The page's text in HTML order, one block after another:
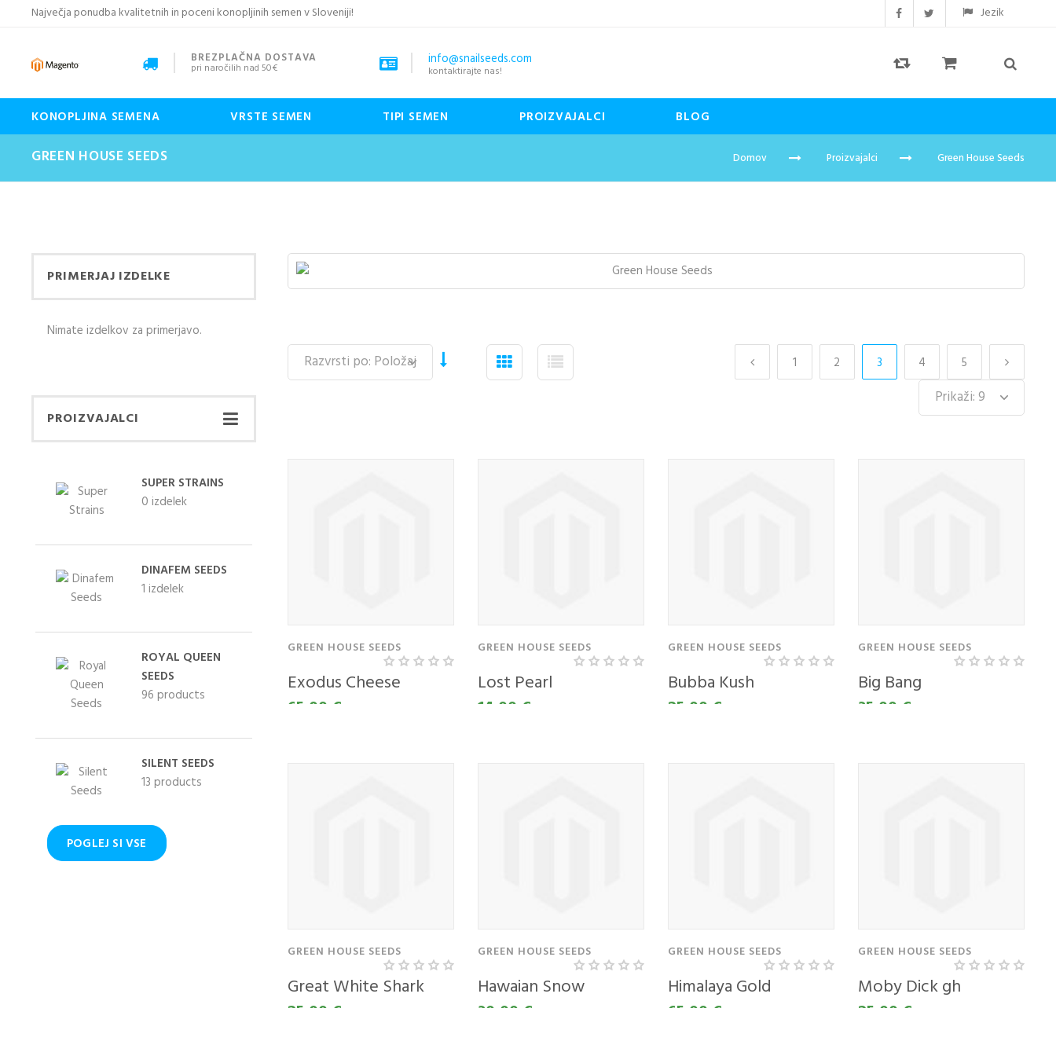
Največja ponudba kvalitetnih in poceni konopljinih semen v Sloveniji! Jezik
BREZPLAČNA DOSTAVA
pri naročilih nad 50€ info@snailseeds.com
kontaktirajte nas!
KONOPLJINA SEMENA VRSTE SEMEN TIPI SEMEN PROIZVAJALCI BLOG
GREEN HOUSE SEEDS Domov Proizvajalci Green House Seeds
1 2 3 4 5
GREEN HOUSE SEEDS
Exodus Cheese
65,00 €
GREEN HOUSE SEEDS
Lost Pearl
14,00 €
GREEN HOUSE SEEDS
Bubba Kush
25,00 €
GREEN HOUSE SEEDS
Big Bang
35,00 €
GREEN HOUSE SEEDS
Great White Shark
25,00 €
GREEN HOUSE SEEDS
Hawaian Snow
30,00 €
GREEN HOUSE SEEDS
Himalaya Gold
65,00 €
GREEN HOUSE SEEDS
Moby Dick gh
25,00 €
PRIMERJAJ IZDELKE
Nimate izdelkov za primerjavo.
PROIZVAJALCI
SUPER STRAINS
0 izdelek
DINAFEM SEEDS
1 izdelek
ROYAL QUEEN
SEEDS
96 products
SILENT SEEDS
13 products
POGLEJ SI VSE